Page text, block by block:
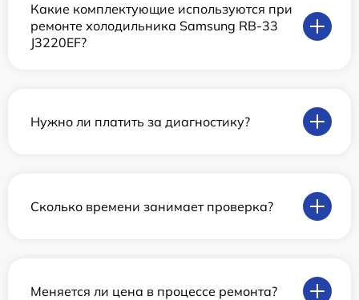
Какие комплектующие используются при
ремонте холодильника Samsung RB-33
J3220EF?
Нужно ли платить за диагностику?
Сколько времени занимает проверка?
Меняется ли цена в процессе ремонта?